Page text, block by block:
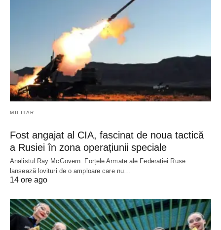
MILITAR
Fost angajat al CIA, fascinat de noua tactică
a Rusiei în zona operațiunii speciale
Analistul Ray McGovern: Forțele Armate ale Federației Ruse
lansează lovituri de o amploare care nu…
14 ore ago